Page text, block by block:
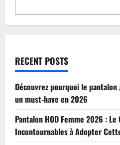
RECENT POSTS
Découvrez pourquoi le pantalon
un must-have en 2026
Pantalon HOD Femme 2026 :
Incontournables à Adopter